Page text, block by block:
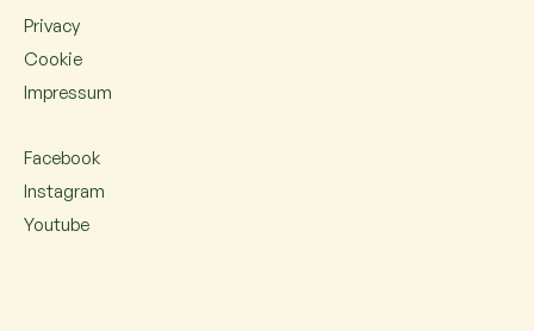
Privacy
Cookie
Impressum
Facebook
Instagram
Youtube